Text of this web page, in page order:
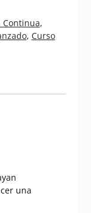
Continua,
, Curso
una